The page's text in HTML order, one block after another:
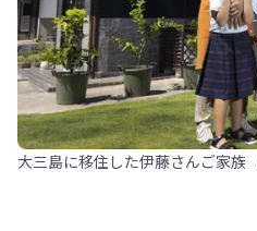
大三島に移住した伊藤さんご家族